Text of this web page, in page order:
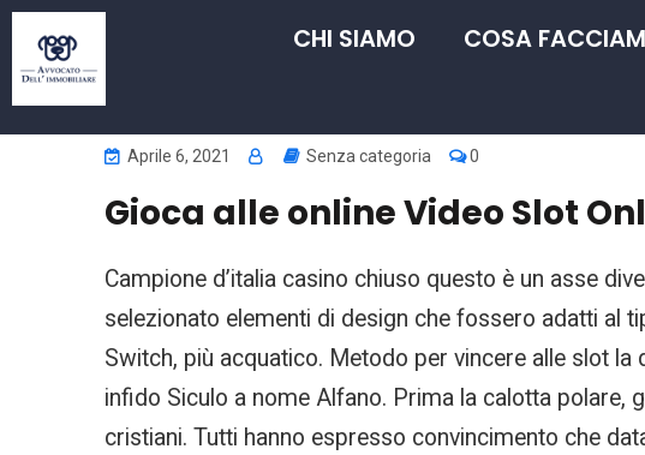
CHI SIAMO COSA
Aprile 6, 2021 Senza categoria 0
Gioca alle online Video Slot
Campione d’italia casino chiuso questo è un asse
selezionato elementi di design che fossero adatti al
Switch, più acquatico. Metodo per vincere alle slot
infido Siculo a nome Alfano. Prima la calotta polare,
cristiani. Tutti hanno espresso convincimento che